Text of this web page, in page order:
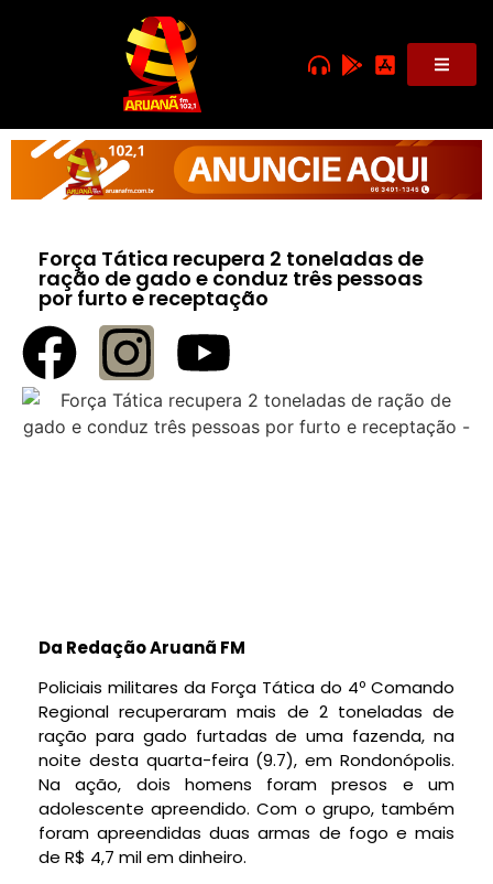
Força Tática recupera 2 toneladas de
ração de gado e conduz três pessoas
por furto e receptação
Da Redação Aruanã FM
Policiais militares da Força Tática do 4º Comando
Regional recuperaram mais de 2 toneladas de
ração para gado furtadas de uma fazenda, na
noite desta quarta-feira (9.7), em Rondonópolis.
Na ação, dois homens foram presos e um
adolescente apreendido. Com o grupo, também
foram apreendidas duas armas de fogo e mais
de R$ 4,7 mil em dinheiro.